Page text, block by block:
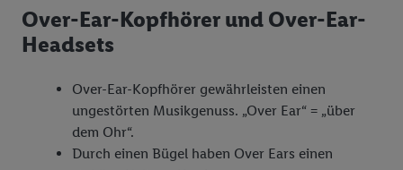
Over-Ear-Kopfhörer und Over-Ear-
Headsets
Over-Ear-Kopfhörer gewährleisten einen
ungestörten Musikgenuss. „Over Ear“ = „über
dem Ohr“.
Durch einen Bügel haben Over Ears einen
dieser Werbeausspielungen.
Sofern Sie hier Ihre Zustimmung dazu erteilen und danach ein
Lidl Plus-Konto erstellen bzw. sich in Ihr bestehendes Lidl
angegebene E-Mail-Adresse von uns in gemeinsamer
Verantwortlichkeit mit einem der oben genannten Partner
verwendet werden, um daraus eine spezielle Online-Kennung
zu erstellen (die sogenannte EUID), die wir sodann ähnlich wie